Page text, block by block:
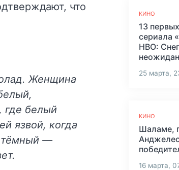
что
Женщина
где белый
язвой, когда
тёмный —
КИНО
13
сериала
HBO:
25 марта,
КИНО
Шаламе,
16 марта,